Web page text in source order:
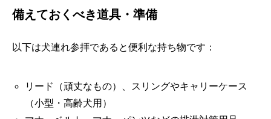
備えておくべき道具・準備
以下は犬連れ参拝であると便利な持ち物です：
リード（頑丈なもの）、スリングやキャリーケース
（小型・高齢犬用）